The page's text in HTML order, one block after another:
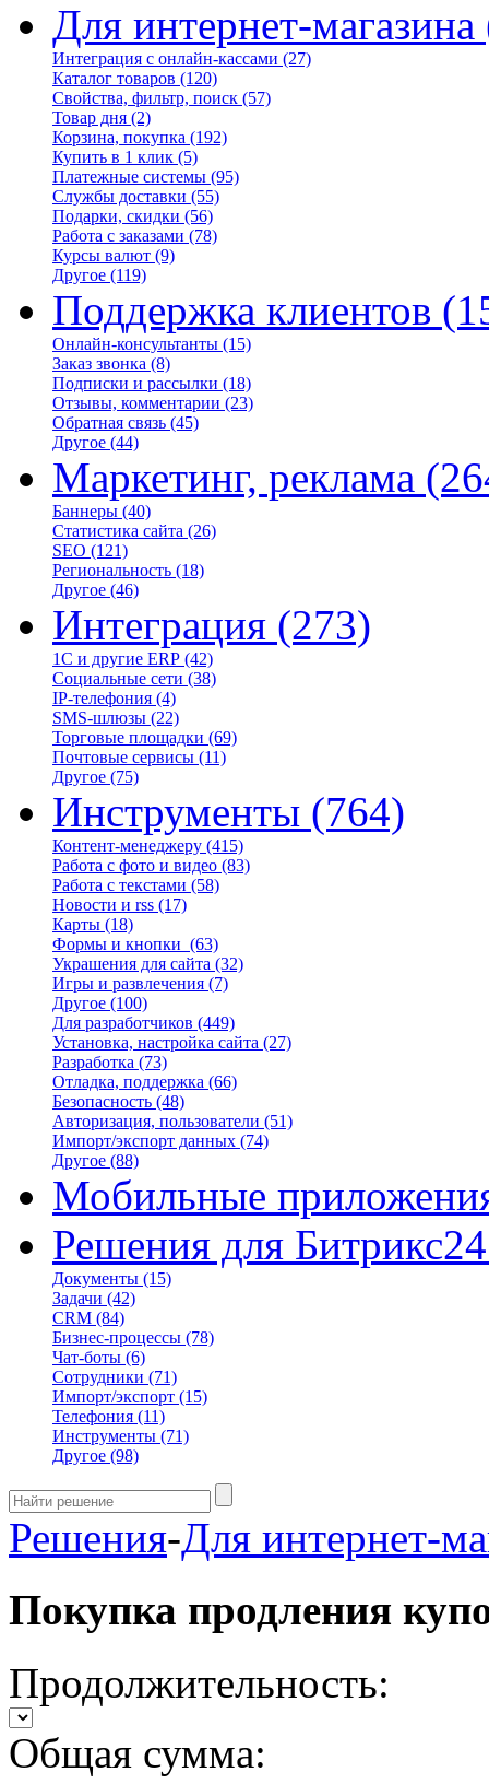
Для интернет-магазина
Интеграция с онлайн-кассами (27)
Каталог товаров (120)
Свойства, фильтр, поиск (57)
Товар дня (2)
Корзина, покупка (192)
Купить в 1 клик (5)
Платежные системы (95)
Службы доставки (55)
Подарки, скидки (56)
Работа с заказами (78)
Курсы валют (9)
Другое (119)
Поддержка клиентов
Онлайн-консультанты (15)
Заказ звонка (8)
Подписки и рассылки (18)
Отзывы, комментарии (23)
Обратная связь (45)
Другое (44)
Маркетинг, реклама
Баннеры (40)
Статистика сайта (26)
SEO (121)
Региональность (18)
Другое (46)
Интеграция (273)
1С и другие ERP (42)
Социальные сети (38)
IP-телефония (4)
SMS-шлюзы (22)
Торговые площадки (69)
Почтовые сервисы (11)
Другое (75)
Инструменты (764)
Контент-менеджеру (415)
Работа с фото и видео (83)
Работа с текстами (58)
Новости и rss (17)
Карты (18)
Формы и кнопки (63)
Украшения для сайта (32)
Игры и развлечения (7)
Другое (100)
Для разработчиков (449)
Установка, настройка сайта (27)
Разработка (73)
Отладка, поддержка (66)
Безопасность (48)
Авторизация, пользователи (51)
Импорт/экспорт данных (74)
Другое (88)
Мобильные
Решения для Битрикс24
Документы (15)
Задачи (42)
CRM (84)
Бизнес-процессы (78)
Чат-боты (6)
Сотрудники (71)
Импорт/экспорт (15)
Телефония (11)
Инструменты (71)
Другое (98)
Решения-Для интернет-
Покупка продления
Продолжительность:
Общая сумма: